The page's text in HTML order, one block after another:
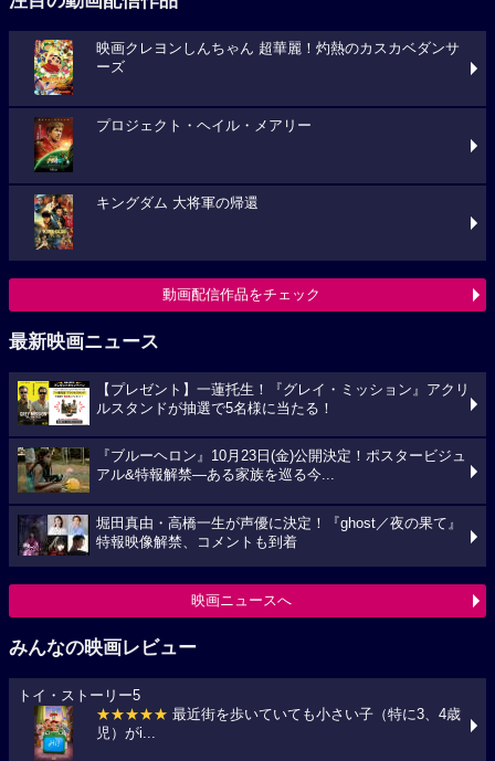
映画クレヨンしんちゃん 超華麗！灼熱のカスカベダンサ
ーズ
プロジェクト・ヘイル・メアリー
キングダム 大将軍の帰還
動画配信作品をチェック
最新映画ニュース
【プレゼント】一蓮托生！『グレイ・ミッション』アクリ
ルスタンドが抽選で5名様に当たる！
『ブルーヘロン』10月23日(金)公開決定！ポスタービジュ
アル&特報解禁―ある家族を巡る今...
堀田真由・高橋一生が声優に決定！『ghost／夜の果て』
特報映像解禁、コメントも到着
映画ニュースへ
みんなの映画レビュー
トイ・ストーリー5
★★★★★ 最近街を歩いていても小さい子（特に3、4歳
児）がi...